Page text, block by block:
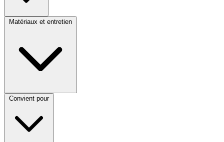
Matériaux et entretien
Convient pour